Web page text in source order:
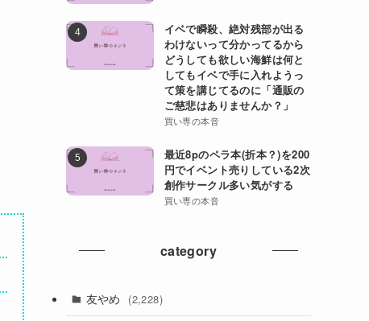
イベで瞬殺、絶対残部が出る
わけないって分かってるから
どうしても欲しい海鮮は何と
してもイベで手に入れようっ
て策を講じてるのに「通販の
ご慈悲はありませんか？」
買い専の本音
最近8pのペラ本(折本？)を200
円でイベント売りしている2次
創作サークル多い気がする
買い専の本音
category
友やめ (2,228)